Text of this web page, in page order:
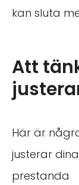
kan sluta
Att
Här är
justerar
prestanda